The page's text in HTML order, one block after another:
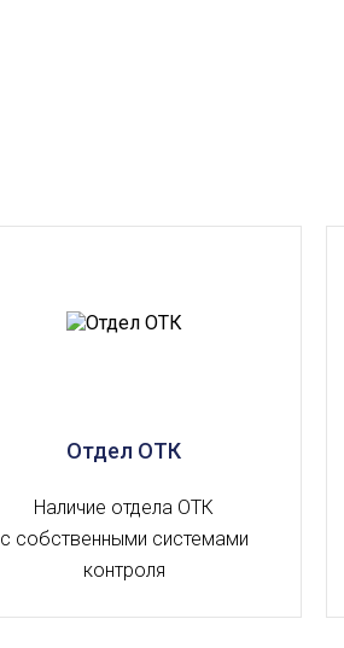
Отдел ОТК
Наличие отдела ОТК
с собственными системами
контроля